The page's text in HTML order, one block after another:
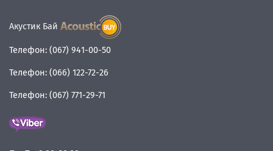
Акустик Бай
Телефон: (067) 941-00-50
Телефон: (066) 122-72-26
Телефон: (067) 771-29-71